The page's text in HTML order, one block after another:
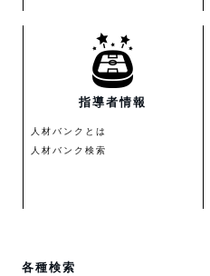
指導者情報
人材バンクとは
人材バンク検索
各種検索